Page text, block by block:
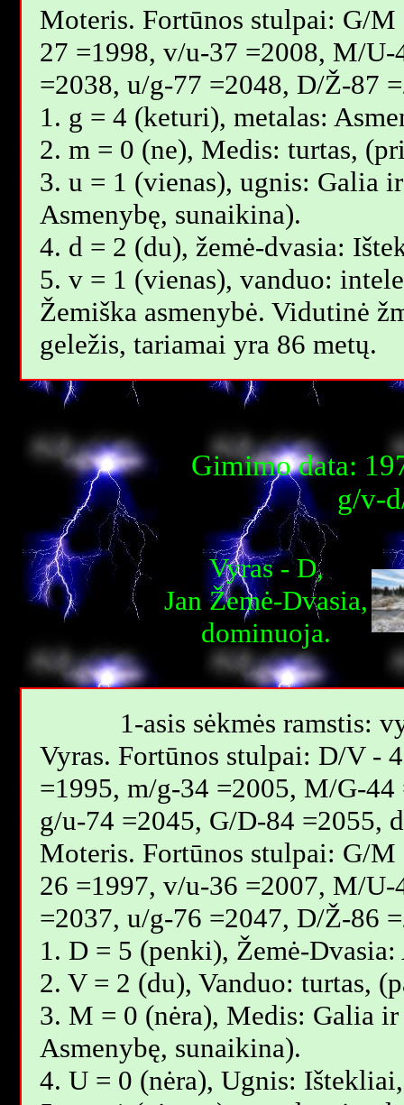
Moteris. Fortūnos stulpai: G/
27 =1998, v/u-37 =2008, M/
=2038, u/g-77 =2048, D/Ž-87
1. g = 4 (keturi), metalas:
2. m = 0 (ne), Medis: turtas,
3. u = 1 (vienas), ugnis: Galia
Asmenybę, sunaikina).
4. d = 2 (du), žemė-dvasia:
5. v = 1 (vienas), vanduo:
Žemiška asmenybė. Vidutinė
geležis, tariamai yra 86 metų.
Gimimo data:
g/v-
Vyras - D,
Jan Žemė-Dvasia,
dominuoja.
1-asis sėkmės ramstis:
Vyras. Fortūnos stulpai: D/V -
=1995, m/g-34 =2005, M/G-
g/u-74 =2045, G/D-84 =2055,
Moteris. Fortūnos stulpai: G/
26 =1997, v/u-36 =2007, M/
=2037, u/g-76 =2047, D/Ž-86
1. D = 5 (penki), Žemė-
2. V = 2 (du), Vanduo: turtas,
3. M = 0 (nėra), Medis: Galia
Asmenybę, sunaikina).
4. U = 0 (nėra), Ugnis: